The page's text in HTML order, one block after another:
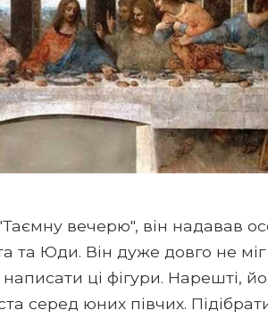
вечерю", він надавав
та Юди. Він дуже довго не міг
ці фігури. Нарешті,
серед юних півчих.